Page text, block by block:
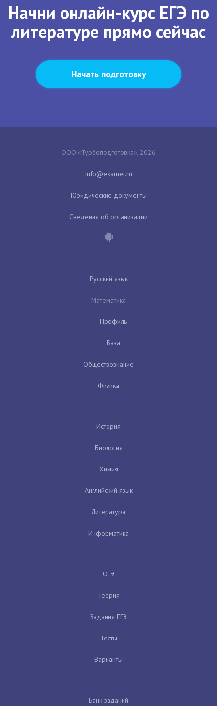
Начни онлайн-курс ЕГЭ по
литературе прямо сейчас
Начать подготовку
ООО «Турбоподготовка», 2026
Юридические документы
Сведения об организации
Русский язык
Математика
Профиль
База
Обществознание
Физика
История
Биология
Химия
Английский язык
Литература
Информатика
ОГЭ
Теория
Задания ЕГЭ
Тесты
Варианты
Банк заданий